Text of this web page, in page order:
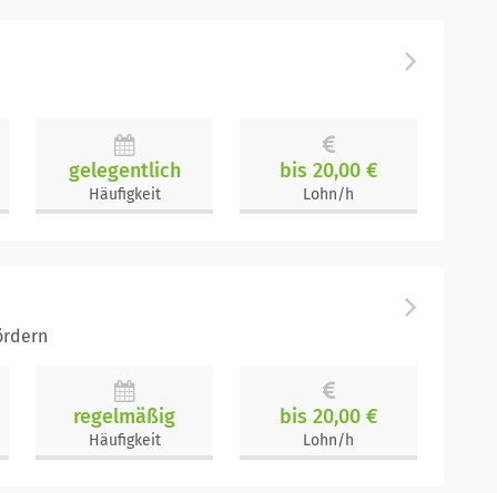
gelegentlich
Häufigkeit
bis 20,00 €
Lohn/h
regelmäßig
Häufigkeit
bis 20,00 €
Lohn/h